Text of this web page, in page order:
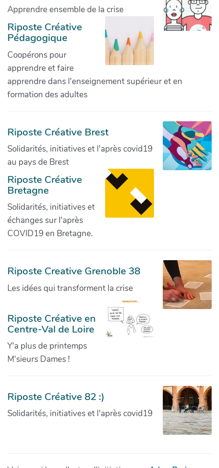
Apprendre ensemble de la crise
Riposte Créative
Pédagogique
Coopérons pour
apprendre et faire
apprendre dans l'enseignement supérieur et en
formation des adultes
Riposte Créative Brest
Solidarités, initiatives et l'après covid19
au pays de Brest
Riposte Créative
Bretagne
Solidarités, initiatives et
échanges sur l'après
COVID19 en Bretagne.
Riposte Creative Grenoble 38
Les idées qui transforment la crise
Riposte Créative en
Centre-Val de Loire
Y'a plus de printemps
M'sieurs Dames !
Riposte Créative 82 :)
Solidarités, initiatives et l'après covid19